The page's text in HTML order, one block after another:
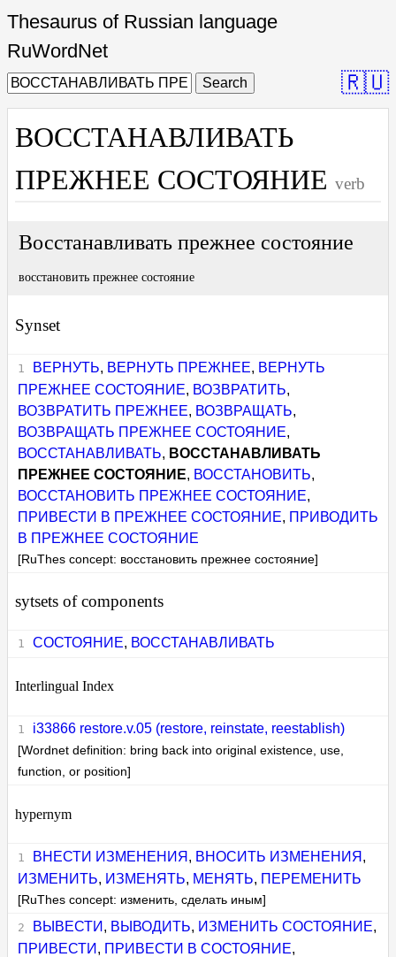
Thesaurus of Russian language
RuWordNet
Search 🇷🇺
ВОССТАНАВЛИВАТЬ
ПРЕЖНЕЕ СОСТОЯНИЕ verb
Восстанавливать прежнее состояние
восстановить прежнее состояние
Synset
ВЕРНУТЬ, ВЕРНУТЬ ПРЕЖНЕЕ, ВЕРНУТЬ
ПРЕЖНЕЕ СОСТОЯНИЕ, ВОЗВРАТИТЬ,
ВОЗВРАТИТЬ ПРЕЖНЕЕ, ВОЗВРАЩАТЬ,
ВОЗВРАЩАТЬ ПРЕЖНЕЕ СОСТОЯНИЕ,
ВОССТАНАВЛИВАТЬ, ВОССТАНАВЛИВАТЬ
ПРЕЖНЕЕ СОСТОЯНИЕ, ВОССТАНОВИТЬ,
ВОССТАНОВИТЬ ПРЕЖНЕЕ СОСТОЯНИЕ,
ПРИВЕСТИ В ПРЕЖНЕЕ СОСТОЯНИЕ, ПРИВОДИТЬ
В ПРЕЖНЕЕ СОСТОЯНИЕ
[RuThes concept: восстановить прежнее состояние]
sytsets of components
СОСТОЯНИЕ, ВОССТАНАВЛИВАТЬ
Interlingual Index
i33866 restore.v.05 (restore, reinstate, reestablish)
[Wordnet definition: bring back into original existence, use,
function, or position]
hypernym
ВНЕСТИ ИЗМЕНЕНИЯ , ВНОСИТЬ ИЗМЕНЕНИЯ ,
ИЗМЕНИТЬ, ИЗМЕНЯТЬ, МЕНЯТЬ, ПЕРЕМЕНИТЬ
[RuThes concept: изменить, сделать иным]
ВЫВЕСТИ , ВЫВОДИТЬ, ИЗМЕНИТЬ СОСТОЯНИЕ,
ПРИВЕСТИ , ПРИВЕСТИ В СОСТОЯНИЕ,